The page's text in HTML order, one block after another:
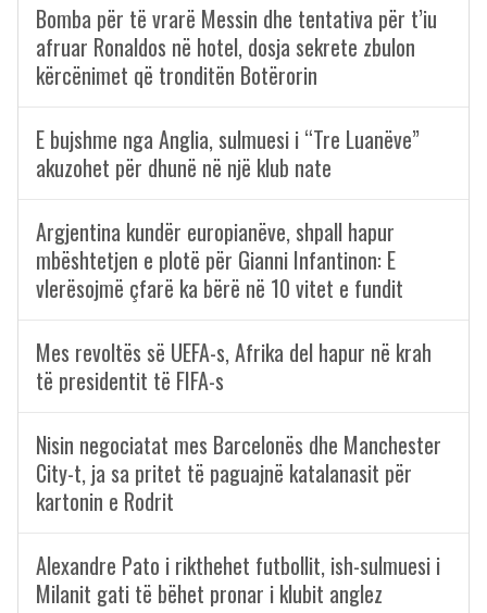
Bomba për të vrarë Messin dhe tentativa për t’iu
afruar Ronaldos në hotel, dosja sekrete zbulon
kërcënimet që tronditën Botërorin
E bujshme nga Anglia, sulmuesi i “Tre Luanëve”
akuzohet për dhunë në një klub nate
Argjentina kundër europianëve, shpall hapur
mbështetjen e plotë për Gianni Infantinon: E
vlerësojmë çfarë ka bërë në 10 vitet e fundit
Mes revoltës së UEFA-s, Afrika del hapur në krah
të presidentit të FIFA-s
Nisin negociatat mes Barcelonës dhe Manchester
City-t, ja sa pritet të paguajnë katalanasit për
kartonin e Rodrit
Alexandre Pato i rikthehet futbollit, ish-sulmuesi i
Milanit gati të bëhet pronar i klubit anglez